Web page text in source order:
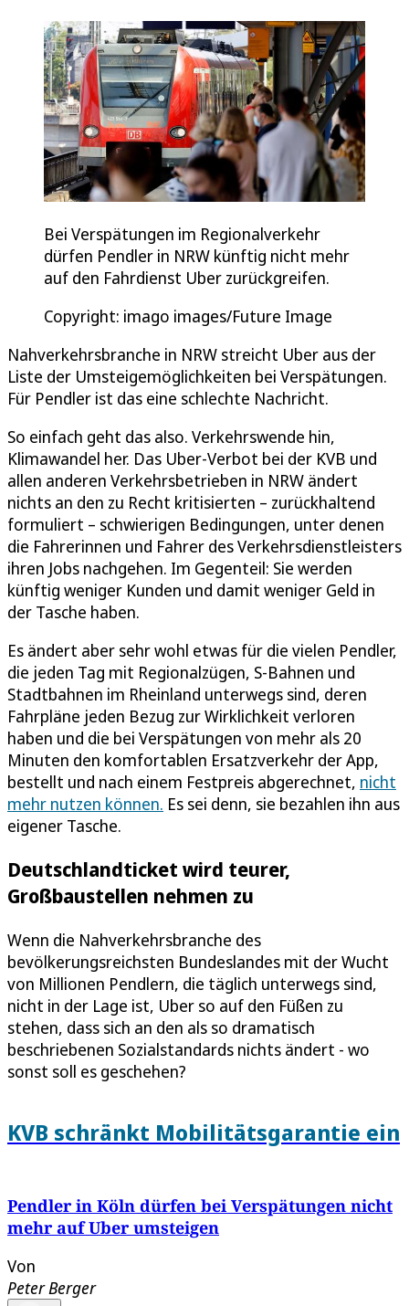
Bei Verspätungen im Regionalverkehr
dürfen Pendler in NRW künftig nicht mehr
auf den Fahrdienst Uber zurückgreifen.
Copyright: imago images/Future Image
Nahverkehrsbranche in NRW streicht Uber aus der
Liste der Umsteigemöglichkeiten bei Verspätungen.
Für Pendler ist das eine schlechte Nachricht.
So einfach geht das also. Verkehrswende hin,
Klimawandel her. Das Uber-Verbot bei der KVB und
allen anderen Verkehrsbetrieben in NRW ändert
nichts an den zu Recht kritisierten – zurückhaltend
formuliert – schwierigen Bedingungen, unter denen
die Fahrerinnen und Fahrer des Verkehrsdienstleisters
ihren Jobs nachgehen. Im Gegenteil: Sie werden
künftig weniger Kunden und damit weniger Geld in
der Tasche haben.
Es ändert aber sehr wohl etwas für die vielen Pendler,
die jeden Tag mit Regionalzügen, S-Bahnen und
Stadtbahnen im Rheinland unterwegs sind, deren
Fahrpläne jeden Bezug zur Wirklichkeit verloren
haben und die bei Verspätungen von mehr als 20
Minuten den komfortablen Ersatzverkehr der App,
bestellt und nach einem Festpreis abgerechnet, nicht
mehr nutzen können. Es sei denn, sie bezahlen ihn aus
eigener Tasche.
Deutschlandticket wird teurer,
Großbaustellen nehmen zu
Wenn die Nahverkehrsbranche des
bevölkerungsreichsten Bundeslandes mit der Wucht
von Millionen Pendlern, die täglich unterwegs sind,
nicht in der Lage ist, Uber so auf den Füßen zu
stehen, dass sich an den als so dramatisch
beschriebenen Sozialstandards nichts ändert - wo
sonst soll es geschehen?
KVB schränkt Mobilitätsgarantie ein
Pendler in Köln dürfen bei Verspätungen nicht
mehr auf Uber umsteigen
Von
Peter Berger